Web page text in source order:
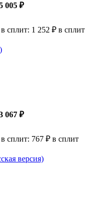
005 ₽
сплит: 1 252 ₽ в сплит
067 ₽
сплит: 767 ₽ в сплит
версия)